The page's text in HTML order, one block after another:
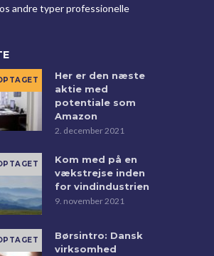
andre typer professionelle
Her er den næste
aktie med
potentiale som
Amazon
2. december 2021
Kom med på en
vækstrejse inden
for vindindustrien
9. november 2021
Børsintro: Dansk
virksomhed